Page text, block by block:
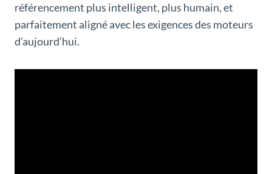
référencement plus intelligent, plus humain, et
parfaitement aligné avec les exigences des moteurs
d’aujourd’hui.